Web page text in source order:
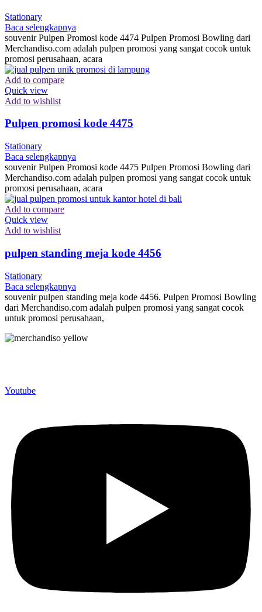
Stationary
Baca selengkapnya
souvenir Pulpen Promosi kode 4474 Pulpen Promosi Bowling dari
Merchandiso.com adalah pulpen promosi yang sangat cocok untuk
promosi perusahaan, acara
Add to compare
Quick view
Add to wishlist
Pulpen promosi kode 4475
Stationary
Baca selengkapnya
souvenir Pulpen Promosi kode 4475 Pulpen Promosi Bowling dari
Merchandiso.com adalah pulpen promosi yang sangat cocok untuk
promosi perusahaan, acara
Add to compare
Quick view
Add to wishlist
pulpen standing meja kode 4456
Stationary
Baca selengkapnya
souvenir pulpen standing meja kode 4456. Pulpen Promosi Bowling
dari Merchandiso.com adalah pulpen promosi yang sangat cocok
untuk promosi perusahaan,
Youtube